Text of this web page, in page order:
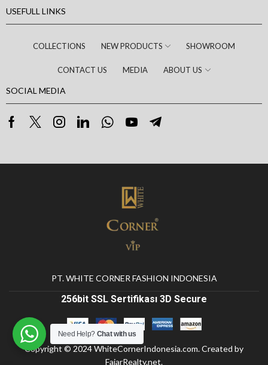
USEFULL LINKS
COLLECTIONS NEW PRODUCTS SHOWROOM
CONTACT US MEDIA ABOUT US
SOCIAL MEDIA
PT. WHITE CORNER FASHION INDONESIA
256bit SSL Sertifikası 3D Secure
Copyright © 2024WhiteCornerIndonesia.com. Created by
FajarRealty.net.
Need Help? Chat with us